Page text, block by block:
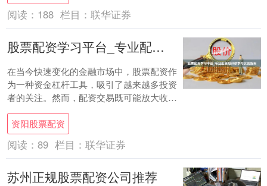
阅读： 188 栏目： 联华证券
股票配资学习平台_专业配资知识教学与实战指南
在当今快速变化的金融市场中，股票配资作
为一种资金杠杆工具，吸引了越来越多投资
者的关注。然而，配资交易既可能放大收
益，也可能加剧风险。因此，一个专业的**
股票配资....
资阳股票配资
阅读： 89 栏目： 联华证券
苏州正规股票配资公司推荐